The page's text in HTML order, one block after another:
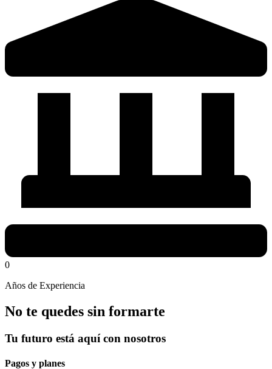
0
Años de Experiencia
No te quedes sin formarte
Tu futuro está aquí con nosotros
Pagos y planes